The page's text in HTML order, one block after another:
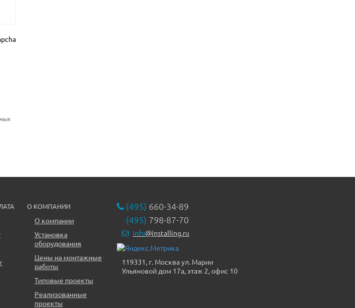
О КОМПАНИИ
О компании
Установка
оборудования
Цены на монтажные
работы
Типовые проекты
Реализованные
проекты
(495) 660-34-89
(495) 798-87-70
info@installing.ru
119331, г. Москва ул. Марии
Ульяновой дом 17а, этаж 2, офис 10